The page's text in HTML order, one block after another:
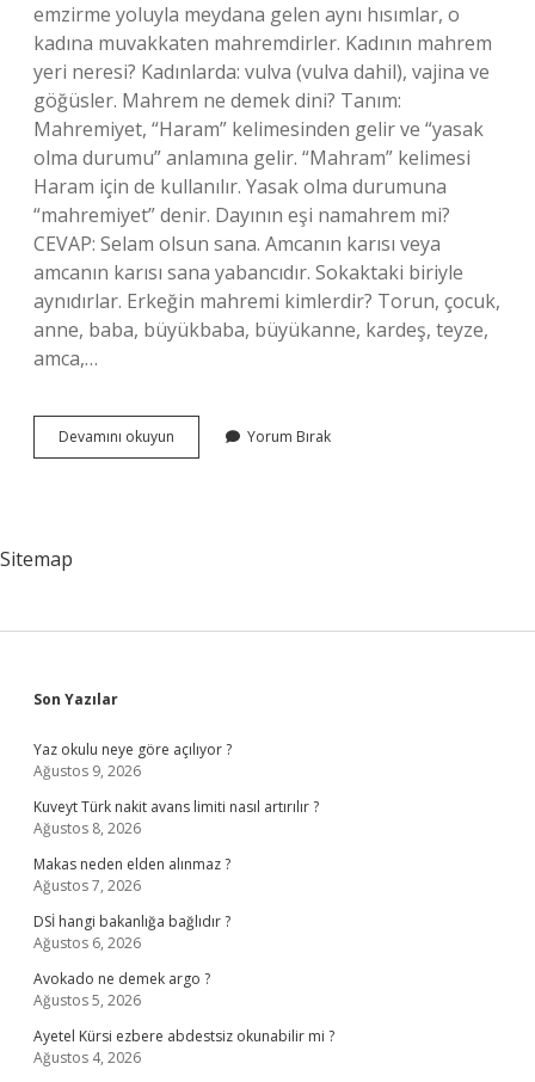
emzirme yoluyla meydana gelen aynı hısımlar, o
kadına muvakkaten mahremdirler. Kadının mahrem
yeri neresi? Kadınlarda: vulva (vulva dahil), vajina ve
göğüsler. Mahrem ne demek dini? Tanım:
Mahremiyet, “Haram” kelimesinden gelir ve “yasak
olma durumu” anlamına gelir. “Mahram” kelimesi
Haram için de kullanılır. Yasak olma durumuna
“mahremiyet” denir. Dayının eşi namahrem mi?
CEVAP: Selam olsun sana. Amcanın karısı veya
amcanın karısı sana yabancıdır. Sokaktaki biriyle
aynıdırlar. Erkeğin mahremi kimlerdir? Torun, çocuk,
anne, baba, büyükbaba, büyükanne, kardeş, teyze,
amca,…
Devamını okuyun Mahrem
Kişiler
Yorum Bırak
Sitemap
Sidebar
Son Yazılar
Yaz okulu neye göre açılıyor ?
Ağustos 9, 2026
Kuveyt Türk nakit avans limiti nasıl artırılır ?
Ağustos 8, 2026
Makas neden elden alınmaz ?
Ağustos 7, 2026
DSİ hangi bakanlığa bağlıdır ?
Ağustos 6, 2026
Avokado ne demek argo ?
Ağustos 5, 2026
Ayetel Kürsi ezbere abdestsiz okunabilir mi ?
Ağustos 4, 2026